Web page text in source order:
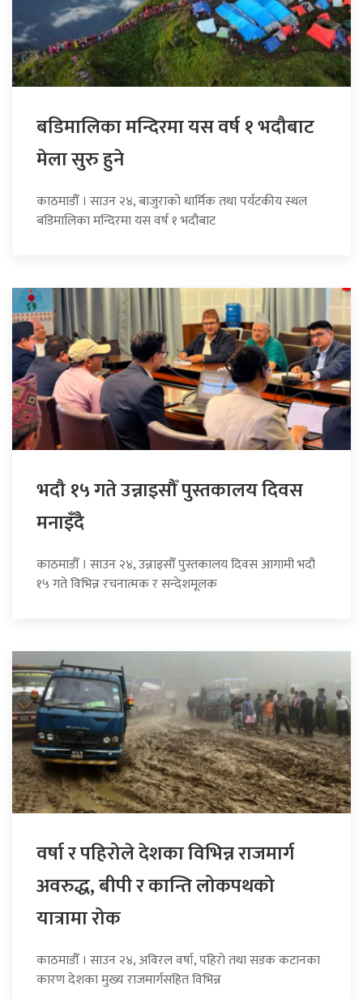
बडिमालिका मन्दिरमा यस वर्ष १ भदौबाट
मेला सुरु हुने
काठमाडौँ । साउन २४, बाजुराको धार्मिक तथा पर्यटकीय स्थल
बडिमालिका मन्दिरमा यस वर्ष १ भदौबाट
भदौ १५ गते उन्नाइसौँ पुस्तकालय दिवस
मनाइँदै
काठमाडौँ । साउन २४, उन्नाइसौँ पुस्तकालय दिवस आगामी भदौ
१५ गते विभिन्न रचनात्मक र सन्देशमूलक
वर्षा र पहिरोले देशका विभिन्न राजमार्ग
अवरुद्ध, बीपी र कान्ति लोकपथको
यात्रामा रोक
काठमाडौँ । साउन २४, अविरल वर्षा, पहिरो तथा सडक कटानका
कारण देशका मुख्य राजमार्गसहित विभिन्न